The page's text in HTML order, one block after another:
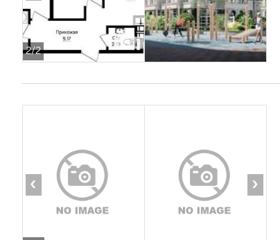
2/2
‹ ›